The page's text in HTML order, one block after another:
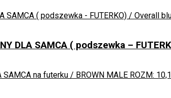
DLA SAMCA ( podszewka –